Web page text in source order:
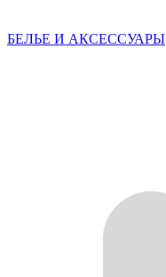
БЕЛЬЕ И АКСЕССУАРЫ